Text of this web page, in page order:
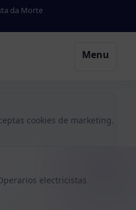
da Morte
Menu
cookies de marketing.
electricistas